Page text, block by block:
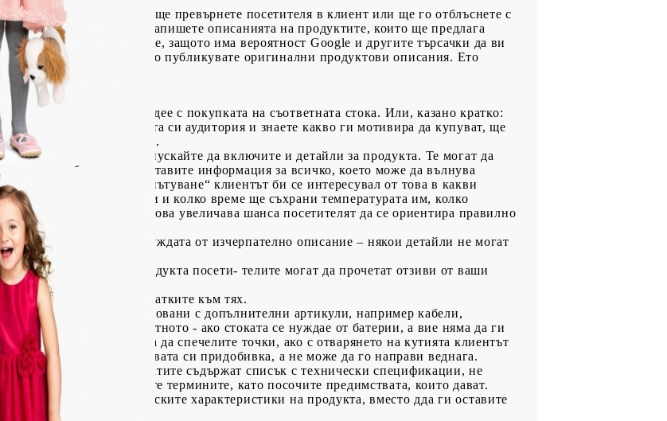
ви и ще определи дали ще превърнете посетителя в клиент или ще го отблъснете с
Важно е сами да напишете описанията на продуктите, които ще предлага
от чужди уебсайтове, защото има вероятност Google и другите търсачки да ви
при търсене, ако публикувате оригинални продуктови описания. Ето
описания:
щастлив и да се гордее с покупката на съответната стока. Или, казано кратко:
добре целевата си аудитория и знаете какво ги мотивира да купуват, ще
който да ги интригува.
мечти обаче, не пропускайте да включите и детайли за продукта. Те могат да
трябва да предоставите информация за всичко, което може да вълнува
за кафе подходяща за пътуване“ клиентът би се интересувал от това в какви
и горещи напитки и колко време ще съхрани температурата им, колко
с познат обект, това увеличава шанса посетителят да се ориентира правилно
те да заместят нуждата от изчерпателно описание – някои детайли не могат
под описанието на продукта посети- телите могат да прочетат отзиви от ваши
– включете и препратките към тях.
които са окомплектовани с допълнителни артикули, например кабели,
и за тях. Важи и обратното - ако стоката се нуждае от батерии, а вие няма да ги
на потребителите. Няма да спечелите точки, ако с отварянето на кутията клиентът
за да използва новата си придобивка, а не може да го направи веднага.
описанията на продуктите съдържат списък с технически спецификации, не
ще ги разберат. Обяснете термините, като посочите предимствата, които дават.
клиентите за техническите характеристики на продукта, вместо дда ги оставите